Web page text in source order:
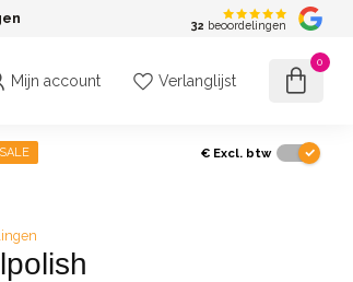
32 beoordelingen
Mijn account Verlanglijst
0
SALE € Excl. btw